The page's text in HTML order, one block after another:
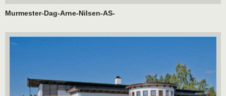
Murmester-Dag-Arne-Nilsen-AS-